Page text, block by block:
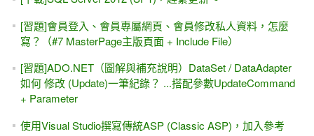
的首頁
一個範例搞清楚 "前端"與 "後端" -- 以jQuery UI搭配 ASP.NET
控制項(Button)為例
會員登入、會員專屬網頁、會員修改私人資料，怎麼寫？
增、刪除、編輯）各種動作的權限